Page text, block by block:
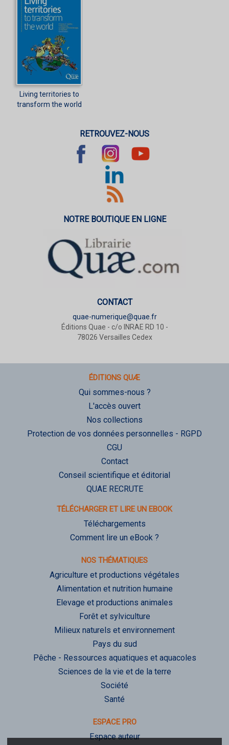
Living territories to
transform the world
RETROUVEZ-NOUS
NOTRE BOUTIQUE EN LIGNE
CONTACT
quae-numerique@quae.fr
Éditions Quae - c/o INRAE RD 10 -
78026 Versailles Cedex
ÉDITIONS QUÆ
Qui sommes-nous ?
L'accès ouvert
Nos collections
Protection de vos données personnelles - RGPD
CGU
Contact
Conseil scientifique et éditorial
QUAE RECRUTE
TÉLÉCHARGER ET LIRE UN EBOOK
Téléchargements
Comment lire un eBook ?
NOS THÉMATIQUES
Agriculture et productions végétales
Alimentation et nutrition humaine
Elevage et productions animales
Forêt et sylviculture
Milieux naturels et environnement
Pays du sud
Pêche - Ressources aquatiques et aquacoles
Sciences de la vie et de la terre
Société
Santé
ESPACE PRO
Espace auteur